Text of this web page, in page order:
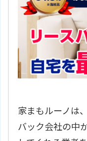
家まもルーノは
バック会社の中か